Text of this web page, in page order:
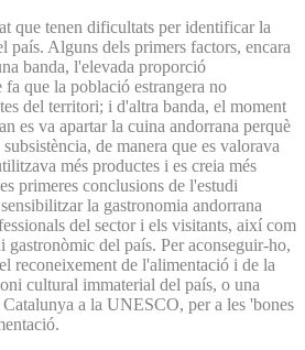
que tenen dificultats per identificar la
país. Alguns dels primers factors, encara
banda, l'elevada proporció
que la població estrangera no
del territori; i d'altra banda, el moment
es va apartar la cuina andorrana perquè
de manera que es valorava
més productes i es creia més
primeres conclusions de l'estudi
la gastronomia andorrana
del sector i els visitants, així com
gastronòmic del país. Per aconseguir-ho,
reconeixement de l'alimentació i de la
cultural immaterial del país, o una
a la UNESCO, per a les 'bones